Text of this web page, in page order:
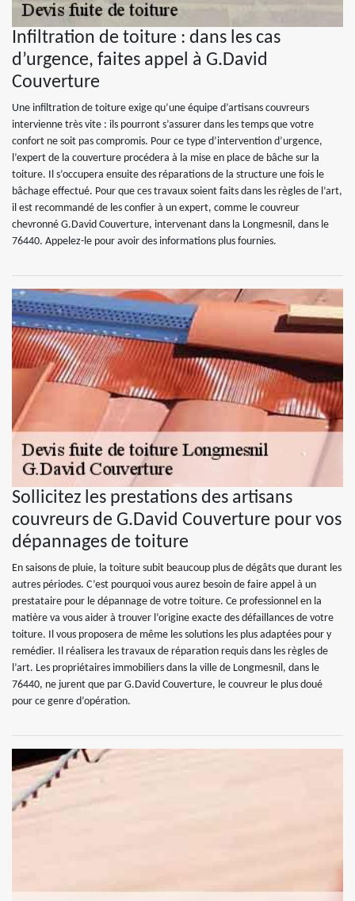
Infiltration de toiture : dans les cas
d’urgence, faites appel à G.David
Couverture
Une infiltration de toiture exige qu’une équipe d’artisans couvreurs
intervienne très vite : ils pourront s’assurer dans les temps que votre
confort ne soit pas compromis. Pour ce type d’intervention d’urgence,
l’expert de la couverture procédera à la mise en place de bâche sur la
toiture. Il s’occupera ensuite des réparations de la structure une fois le
bâchage effectué. Pour que ces travaux soient faits dans les règles de l’art,
il est recommandé de les confier à un expert, comme le couvreur
chevronné G.David Couverture, intervenant dans la Longmesnil, dans le
76440. Appelez-le pour avoir des informations plus fournies.
Sollicitez les prestations des artisans
couvreurs de G.David Couverture pour vos
dépannages de toiture
En saisons de pluie, la toiture subit beaucoup plus de dégâts que durant les
autres périodes. C’est pourquoi vous aurez besoin de faire appel à un
prestataire pour le dépannage de votre toiture. Ce professionnel en la
matière va vous aider à trouver l’origine exacte des défaillances de votre
toiture. Il vous proposera de même les solutions les plus adaptées pour y
remédier. Il réalisera les travaux de réparation requis dans les règles de
l’art. Les propriétaires immobiliers dans la ville de Longmesnil, dans le
76440, ne jurent que par G.David Couverture, le couvreur le plus doué
pour ce genre d’opération.